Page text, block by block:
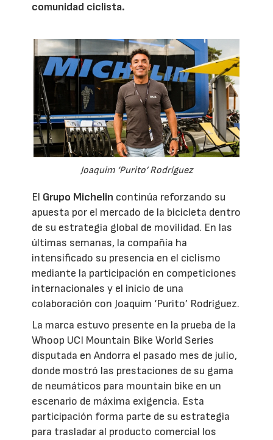
comunidad ciclista.
Joaquim ‘Purito’ Rodríguez
El Grupo Michelin continúa reforzando su
apuesta por el mercado de la bicicleta dentro
de su estrategia global de movilidad. En las
últimas semanas, la compañía ha
intensificado su presencia en el ciclismo
mediante la participación en competiciones
internacionales y el inicio de una
colaboración con Joaquim ‘Purito’ Rodríguez.
La marca estuvo presente en la prueba de la
Whoop UCI Mountain Bike World Series
disputada en Andorra el pasado mes de julio,
donde mostró las prestaciones de su gama
de neumáticos para mountain bike en un
escenario de máxima exigencia. Esta
participación forma parte de su estrategia
para trasladar al producto comercial los